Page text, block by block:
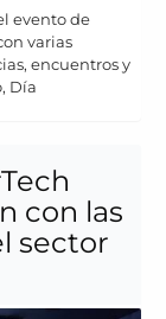
evento de
varias
encuentros y
Día
con las
sector